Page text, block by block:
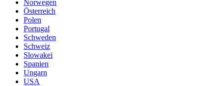
Norwegen
Österreich
Polen
Portugal
Schweden
Schweiz
Slowakei
Spanien
Ungarn
USA